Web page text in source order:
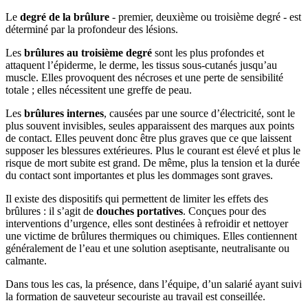
Le degré de la brûlure - premier, deuxième ou troisième degré - est
déterminé par la profondeur des lésions.
Les brûlures au troisième degré sont les plus profondes et
attaquent l’épiderme, le derme, les tissus sous-cutanés jusqu’au
muscle. Elles provoquent des nécroses et une perte de sensibilité
totale ; elles nécessitent une greffe de peau.
Les brûlures internes, causées par une source d’électricité, sont le
plus souvent invisibles, seules apparaissent des marques aux points
de contact. Elles peuvent donc être plus graves que ce que laissent
supposer les blessures extérieures. Plus le courant est élevé et plus le
risque de mort subite est grand. De même, plus la tension et la durée
du contact sont importantes et plus les dommages sont graves.
Il existe des dispositifs qui permettent de limiter les effets des
brûlures : il s’agit de douches portatives. Conçues pour des
interventions d’urgence, elles sont destinées à refroidir et nettoyer
une victime de brûlures thermiques ou chimiques. Elles contiennent
généralement de l’eau et une solution aseptisante, neutralisante ou
calmante.
Dans tous les cas, la présence, dans l’équipe, d’un salarié ayant suivi
la formation de sauveteur secouriste au travail est conseillée.